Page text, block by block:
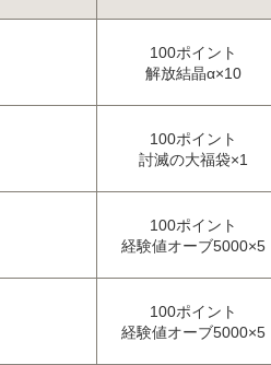
100ポイント
解放結晶α×10
100ポイント
討滅の大福袋×1
100ポイント
経験値オーブ5000×5
100ポイント
経験値オーブ5000×5